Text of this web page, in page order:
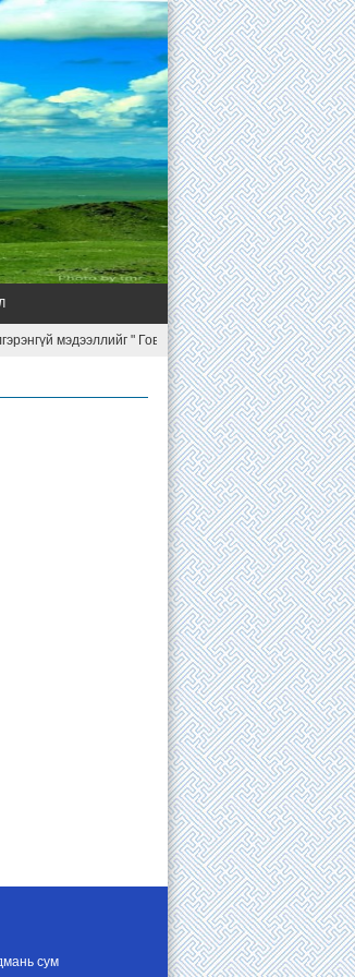
мэдээллийг " Говь-Алтайн Чандмань сумын уул ус,
сум